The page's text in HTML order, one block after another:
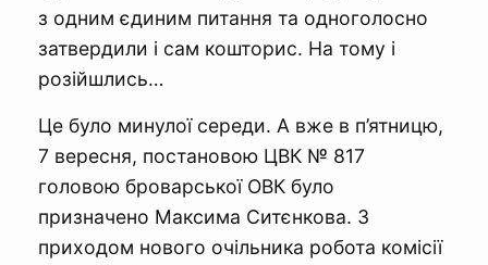
з одним єдиним питання та одноголосно
затвердили і сам кошторис. На тому і
розійшлись…
Це було минулої середи. А вже в п’ятницю,
7 вересня, постановою ЦВК № 817
головою броварської ОВК було
призначено Максима Ситєнкова. З
приходом нового очільника робота комісії